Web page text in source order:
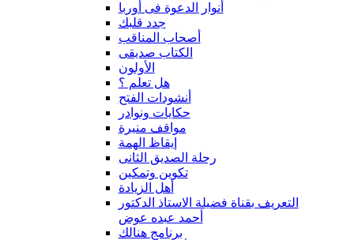
أنوار الدعوة فى أوربا
جدد قلبك
أصحاب المناقب
الكتاب صديقى
الأولون
هل تعلم ؟
أنشودات الفتح
حكايات ونوادر
مواقف منيرة
إيقاظ الهمة
رحلة الصديق الثانى
تكوين وتمكين
أهل الزيادة
التعريف بقناة فضيلة الاستاذ الدكتور
أحمد عبده عوض
برنامج هنالك